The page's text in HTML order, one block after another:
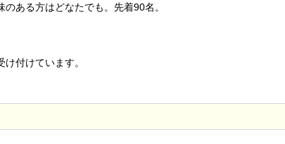
ある方はどなたでも。先着90名。
付けています。